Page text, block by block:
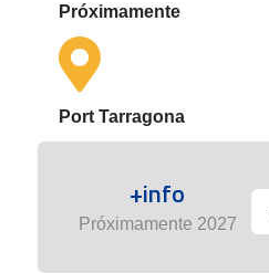
Próximamente
Port Tarragona
+info
Próximamente 2027